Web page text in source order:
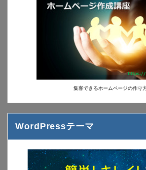
集客できるホームページの作り
WordPressテーマ